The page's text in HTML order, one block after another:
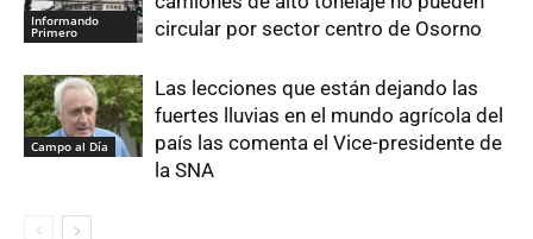
Informando
Primero
circular por sector centro de Osorno
Campo al Día
Las lecciones que están dejando las
fuertes lluvias en el mundo agrícola del
país las comenta el Vice-presidente de
la SNA